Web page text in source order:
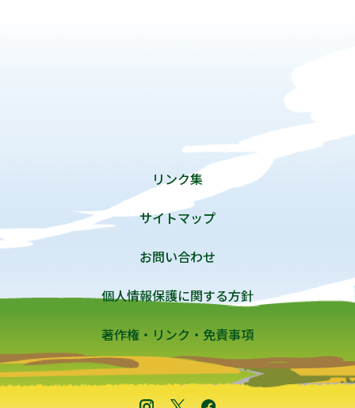
リンク集
サイトマップ
お問い合わせ
個人情報保護に関する方針
著作権・リンク・免責事項